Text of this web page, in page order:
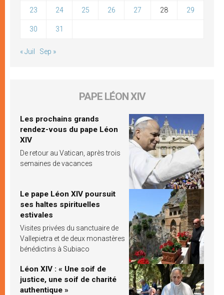
23 24 25 26 27 28 29
30 31
« Juil Sep »
PAPE LÉON XIV
Les prochains grands
rendez-vous du pape Léon
XIV
De retour au Vatican, après trois
semaines de vacances
Le pape Léon XIV poursuit
ses haltes spirituelles
estivales
Visites privées du sanctuaire de
Vallepietra et de deux monastères
bénédictins à Subiaco
Léon XIV : « Une soif de
justice, une soif de charité
authentique »